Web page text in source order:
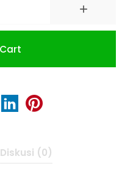
+
Diskusi (0)